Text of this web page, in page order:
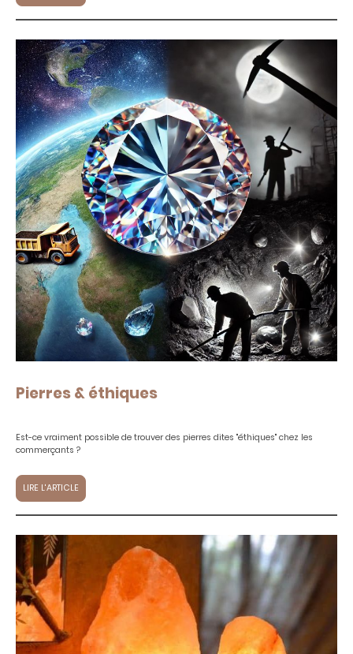
Pierres & éthiques
Est-ce vraiment possible de trouver des pierres dites "éthiques" chez les
commerçants ?
LIRE L'ARTICLE